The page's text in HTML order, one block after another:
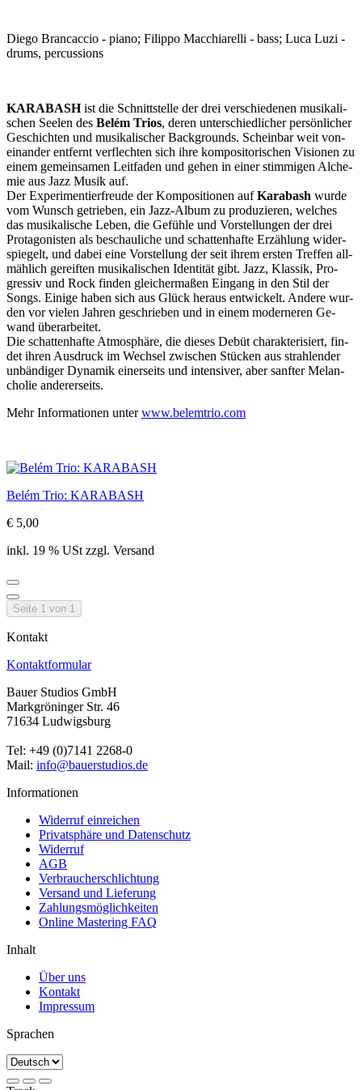
Die­go Bran­cac­cio - pia­no; Fi­lip­po Mac­chia­rel­li - bass; Luca Luzi -
drums, per­cus­sions
KARABASHist die Schnitt­stel­le der drei ver­schie­de­nen mu­si­ka­li­
schen See­len des Belém Trios, de­ren un­ter­schied­li­cher per­sön­li­cher
Ge­schich­ten und mu­si­ka­li­scher Back­grounds. Schein­bar weit von­
ein­an­der ent­fernt ver­flech­ten sich ihre kom­po­si­to­ri­schen Vi­sio­nen zu
ei­nem ge­mein­sa­men Leit­fa­den und ge­hen in ei­ner stim­mi­gen Al­che­
mie aus Jazz Mu­sik auf.
Der Ex­pe­ri­men­tier­freu­de der Kom­po­si­tio­nen aufKarabash wur­de
vom Wunsch ge­trie­ben, ein Jazz-Al­bum zu pro­du­zie­ren, wel­ches
das mu­si­ka­li­sche Le­ben, die Ge­füh­le und Vor­stel­lun­gen der drei
Prot­ago­nis­ten als be­schau­li­che und schat­ten­haf­te Er­zäh­lung wi­der­
spie­gelt, und da­bei eine Vor­stel­lung der seit ih­rem ers­ten Tref­fen all­
mäh­lich ge­reif­ten mu­si­ka­li­schen Iden­ti­tät gibt. Jazz, Klas­sik, Pro­
gres­siv und Rock fin­den glei­cher­ma­ßen Ein­gang in den Stil der
Songs. Ei­ni­ge ha­ben sich aus Glück her­aus ent­wi­ckelt. An­de­re wur­
den vor vie­len Jah­ren ge­schrie­ben und in ei­nem mo­der­ne­ren Ge­
wand über­ar­bei­tet.
Die schat­ten­haf­te At­mo­sphä­re, die die­ses De­büt cha­rak­te­ri­siert, fin­
det ih­ren Aus­druck im Wech­sel zwi­schen Stü­cken aus strah­len­der
un­bän­di­ger Dy­na­mik ei­ner­seits und in­ten­si­ver, aber sanf­ter Me­lan­
cho­lie an­de­rer­seits.
Mehr In­for­ma­tio­nen un­terwww.belemtrio.com
Belém Trio: KARABASH
€ 5,00
inkl. 19 % USt zzgl. Versand
Seite 1 von 1
Kontakt
Kontaktformular
Bauer Studios GmbH
Markgröninger Str. 46
71634 Ludwigsburg
Tel: +49 (0)7141 2268-0
Mail: info@bauerstudios.de
Informationen
Widerruf einreichen
Privatsphäre und Datenschutz
Widerruf
AGB
Verbraucherschlichtung
Versand und Lieferung
Zahlungsmöglichkeiten
Online Mastering FAQ
Inhalt
Über uns
Kontakt
Impressum
Sprachen